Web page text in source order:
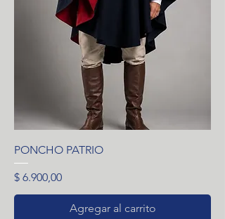
PONCHO PATRIO
Precio
$ 6.900,00
Agregar al carrito